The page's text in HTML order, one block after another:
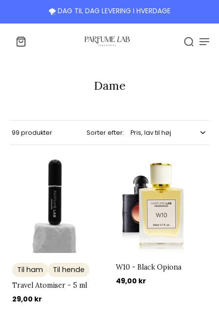
🌪️ DAG TIL DAG LEVERING I HVERDAGE
Dame
99 produkter Sorter efter:
Til ham Til hende
Travel Atomiser - 5 ml
29,00 kr
W10 - Black Opiona
49,00 kr